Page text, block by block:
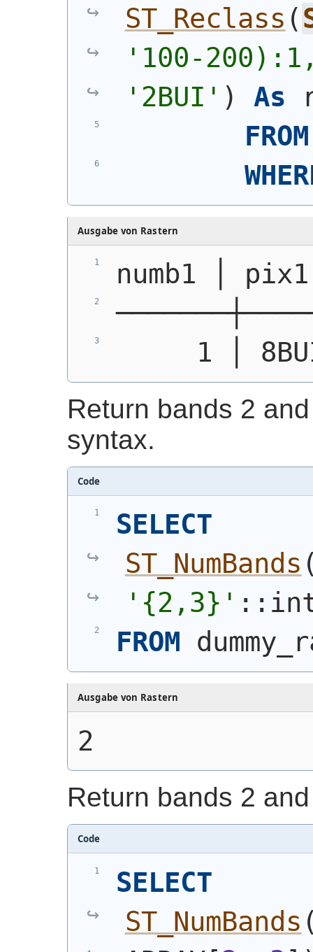
ST_Reclass (
'100-
'2BUI' ) As
FROM
Ausgabe von Rastern
numb1 │
1 │
Return bands 2
syntax.
Code
SELECT
ST_NumBands
'{2,3}'
FROM
Ausgabe von Rastern
2
Return bands 2
Code
SELECT
ST_NumBands